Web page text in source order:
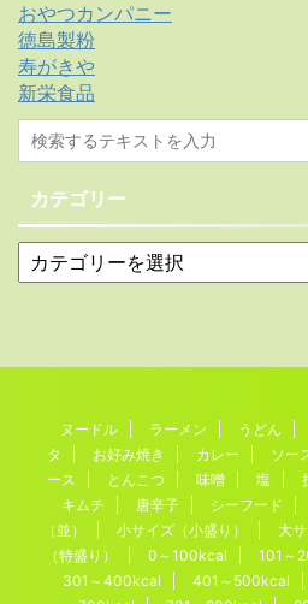
おやつカンパニー
徳島製粉
寿がきや
新栄食品
カテゴリー
ヌードル ラーメン うどん
タ
お好み焼き カレー ソー
ース
とんこつ 味噌 塩
キムチ
唐辛子 シーフード
（並）
小サイズ（小盛り） 大
（特盛り）
0～100kcal 101～
301～400kcal
401～500kcal